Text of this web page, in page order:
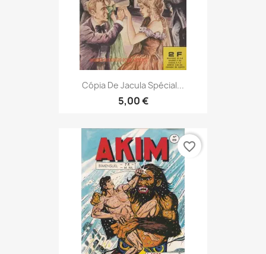
Cópia De Jacula Spécial...
5,00 €
favorite_border